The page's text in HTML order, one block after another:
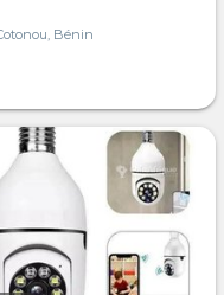
Bénin